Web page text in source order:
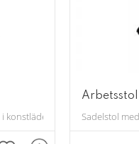
Finns i färgerna: vit,
Sadelstol